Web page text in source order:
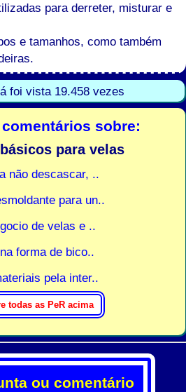
para derreter, misturar e
e tamanhos, como também
foi vista 19.458 vezes
sobre:
para velas
não descascar, ..
para un..
de velas e ..
forma de bico..
pela inter..
ou comentário